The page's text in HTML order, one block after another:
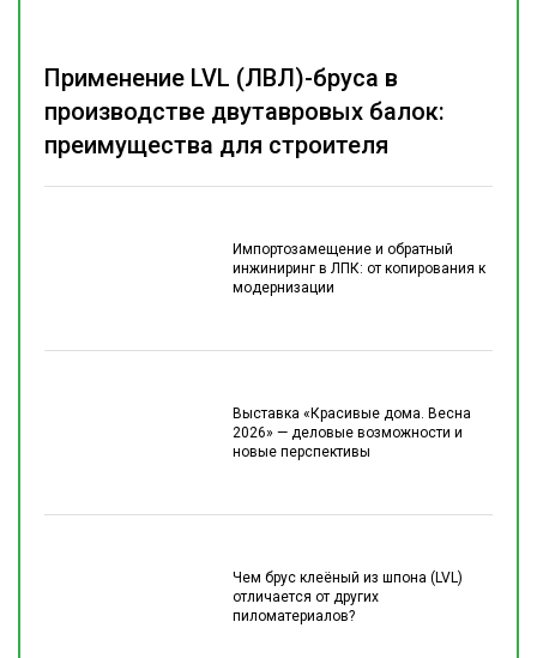
Импортозамещение и обратный
инжиниринг в ЛПК: от копирования к
модернизации
Выставка «Красивые дома. Весна
2026» — деловые возможности и
новые перспективы
Чем брус клеёный из шпона (LVL)
отличается от других
пиломатериалов?
Применение LVL (ЛВЛ)-бруса в
производстве двутавровых балок:
преимущества для строителя